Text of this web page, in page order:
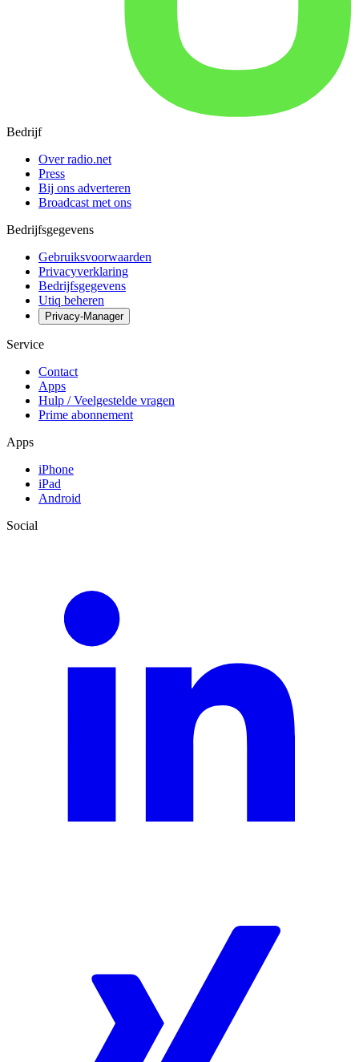
Bedrijf
Over radio.net
Press
Bij ons adverteren
Broadcast met ons
Bedrijfsgegevens
Gebruiksvoorwaarden
Privacyverklaring
Bedrijfsgegevens
Utiq beheren
Privacy-Manager
Service
Contact
Apps
Hulp / Veelgestelde vragen
Prime abonnement
Apps
iPhone
iPad
Android
Social